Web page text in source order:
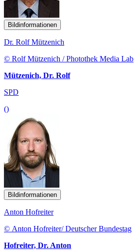
Bildinformationen
Dr. Rolf Mützenich
© Rolf Mützenich / Photothek Media Lab
Mützenich, Dr. Rolf
SPD
()
Bildinformationen
Anton Hofreiter
© Anton Hofreiter/ Deutscher Bundestag
Hofreiter, Dr. Anton